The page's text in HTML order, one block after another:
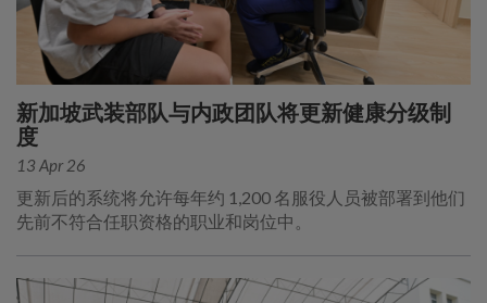
新加坡武装部队与内政团队将更新健康分级制
度
13 Apr 26
更新后的系统将允许每年约 1,200 名服役人员被部署到他们
先前不符合任职资格的职业和岗位中。